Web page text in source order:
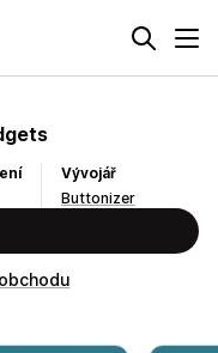
Vývojář
Buttonizer